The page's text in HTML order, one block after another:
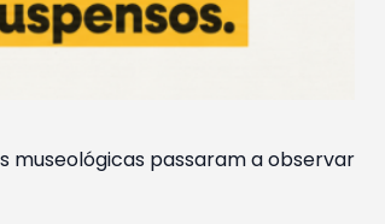
museológicas passaram a observar